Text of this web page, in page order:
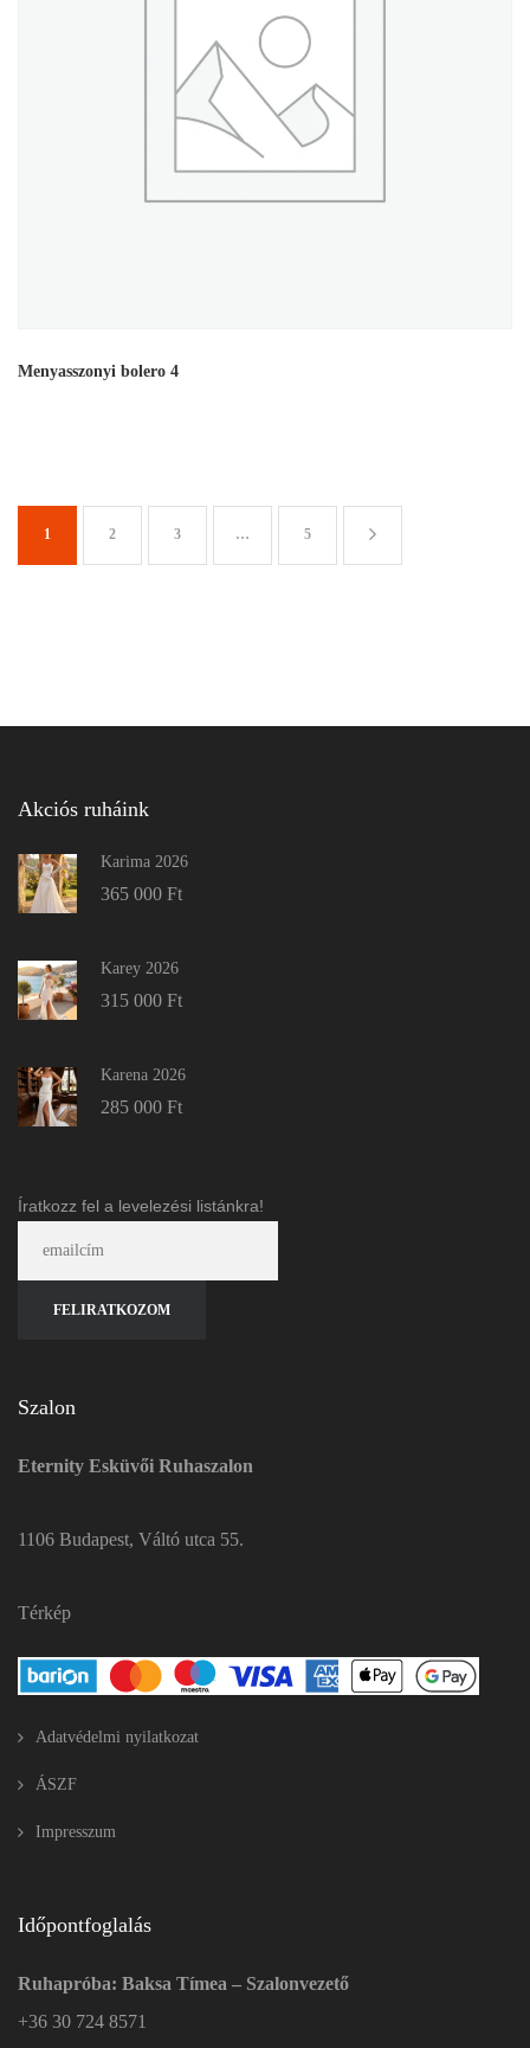
Menyasszonyi bolero 4
1 2 3 … 5
Akciós ruháink
Karima 2026
365 000 Ft
Karey 2026
315 000 Ft
Karena 2026
285 000 Ft
Íratkozz fel a levelezési listánkra!
Szalon
Eternity Esküvői Ruhaszalon
1106 Budapest, Váltó utca 55.
Térkép
Adatvédelmi nyilatkozat
ÁSZF
Impresszum
Időpontfoglalás
Ruhapróba: Baksa Tímea – Szalonvezető
+36 30 724 8571